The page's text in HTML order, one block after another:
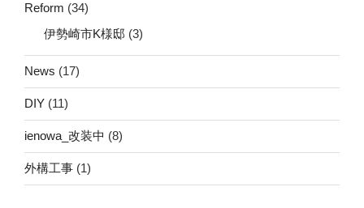
Reform (34)
伊勢崎市K様邸 (3)
News (17)
DIY (11)
ienowa_改装中 (8)
外構工事 (1)